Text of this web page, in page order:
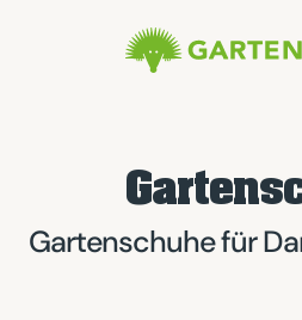
Gartenschuhe für